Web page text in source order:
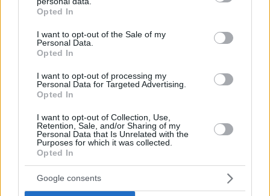
grant or deny consent to Google and its third-party tags to
use your data for below specified purposes in below Google
consent section.
Opted In
I want to opt-out of the Sale of my
Personal Data.
Opted In
I want to opt-out of processing my
Personal Data for Targeted Advertising.
Opted In
I want to opt-out of Collection, Use,
Retention, Sale, and/or Sharing of my
Personal Data that Is Unrelated with the
Purposes for which it was collected.
Opted In
Google consents
Οι «Πράσινες Μπότες»: 30 χρόνια
μετά, το Έβερεστ μπορεί να δώσει
πίσω έναν από τους νεκρούς του
08.08.2026, 21:49
Για ανθρωποκτονία από αμέλεια
κατηγορούνται οι γονείς του 4χρονου
και ο ιδιοκτήτης του beach bar στην
Πάρο: Πώς έγινε η τραγωδία